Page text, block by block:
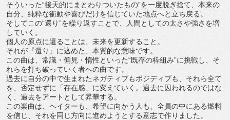
そういった“後天的にまとわりついたもの”を一度脱ぎ捨て、 本来の
自分、 純粋な衝動や喜びだけを信じていた地点へと立ち戻る。
そしてこの“還り”を繰り返すことで、
人間としての太さや強さを増
していく。
個人の原点に還ることは、未来を更新すること。
それが『還り』に込めた、本質的な意味です。
この曲は、常識・偏見・惰性といった“既存の枠組み”に挑戦し、 そ
れらを打ち破っていく者への曲です。
過去に自分の中で生まれたネガティブもポジディブも、 それら全て
を、否定せずに「存在感」に変えていく。 過去に囚われるのではな
く、過去をアートとして昇華する。
この楽曲は、ヘイターも、希望に向かう人も、 全員の中にある燃料
を信じ、 それを同じ方向に進めようとする意志で作りました。